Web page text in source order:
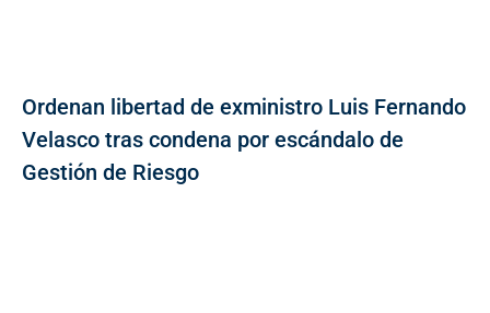
Ordenan libertad de exministro Luis Fernando
Velasco tras condena por escándalo de
Gestión de Riesgo